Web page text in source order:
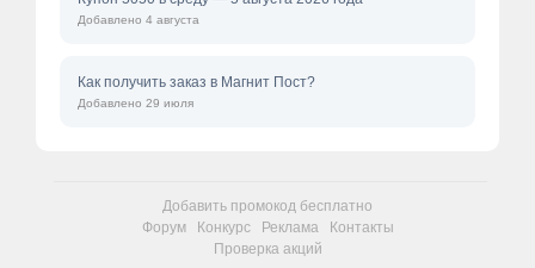
Добавлено 4 августа
Как получить заказ в Магнит Пост?
Добавлено 29 июля
Добавить промокод бесплатно
Форум
Конкурс Реклама
Контакты
Проверка акций